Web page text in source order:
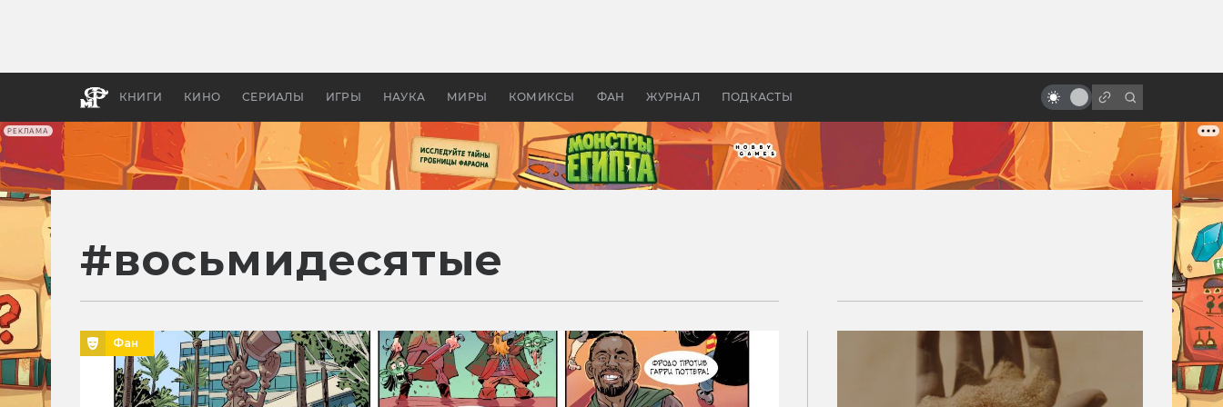
РЕКЛАМА
КНИГИ КИНО СЕРИАЛЫ ИГРЫ НАУКА МИРЫ КОМИКСЫ ФАН ЖУРНАЛ ПОДКАСТЫ
апокалипсис, в России —
бы «Властелина колец»
«Люди Икс»: всё о фильмах серии
#восьмидесятые
Фан